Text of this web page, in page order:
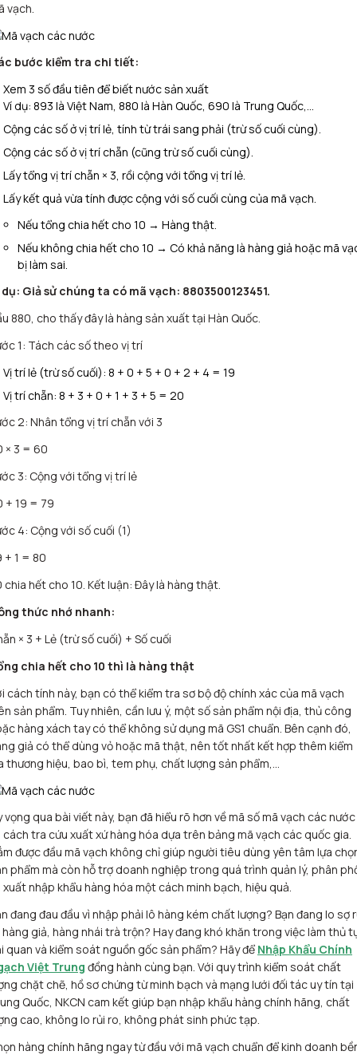
vạch.
bước kiểm tra chi tiết:
Xem 3 số đầu tiên để biết nước sản xuất
Ví dụ: 893 là Việt Nam, 880 là Hàn Quốc, 690 là Trung Quốc,…
Cộng các số ở vị trí lẻ, tính từ trái sang phải (trừ số cuối cùng).
Cộng các số ở vị trí chẵn (cũng trừ số cuối cùng).
Lấy tổng vị trí chẵn × 3, rồi cộng với tổng vị trí lẻ.
Lấy kết quả vừa tính được cộng với số cuối cùng của mã vạch.
Nếu tổng chia hết cho 10 → Hàng thật.
Nếu không chia hết cho 10 → Có khả năng là hàng giả hoặc mã
bị làm sai.
dụ: Giả sử chúng ta có mã vạch: 8803500123451.
880, cho thấy đây là hàng sản xuất tại Hàn Quốc.
1: Tách các số theo vị trí
Vị trí lẻ (trừ số cuối): 8 + 0 + 5 + 0 + 2 + 4 = 19
Vị trí chẵn: 8 + 3 + 0 + 1 + 3 + 5 = 20
2: Nhân tổng vị trí chẵn với 3
× 3 = 60
3: Cộng với tổng vị trí lẻ
+ 19 = 79
4: Cộng với số cuối (1)
+ 1 = 80
chia hết cho 10. Kết luận: Đây là hàng thật.
thức nhớ nhanh:
× 3 + Lẻ (trừ số cuối) + Số cuối
chia hết cho 10 thì là hàng thật
cách tính này, bạn có thể kiểm tra sơ bộ độ chính xác của mã vạch
sản phẩm. Tuy nhiên, cần lưu ý, một số sản phẩm nội địa, thủ công
hàng xách tay có thể không sử dụng mã GS1 chuẩn. Bên cạnh đó,
giả có thể dùng vỏ hoặc mã thật, nên tốt nhất kết hợp thêm kiểm
thương hiệu, bao bì, tem phụ, chất lượng sản phẩm,…
vọng qua bài viết này, bạn đã hiểu rõ hơn về mã số mã vạch các nước
cách tra cứu xuất xứ hàng hóa dựa trên bảng mã vạch các quốc gia.
được đầu mã vạch không chỉ giúp người tiêu dùng yên tâm lựa
phẩm mà còn hỗ trợ doanh nghiệp trong quá trình quản lý, phân
xuất nhập khẩu hàng hóa một cách minh bạch, hiệu quả.
đang đau đầu vì nhập phải lô hàng kém chất lượng? Bạn đang lo sợ
giả, hàng nhái trà trộn? Hay đang khó khăn trong việc làm thủ
quan và kiểm soát nguồn gốc sản phẩm? Hãy để Nhập Khẩu Chính
Việt Trung đồng hành cùng bạn. Với quy trình kiểm soát chất
chặt chẽ, hồ sơ chứng từ minh bạch và mạng lưới đối tác uy tín tại
Quốc, NKCN cam kết giúp bạn nhập khẩu hàng chính hãng, chất
cao, không lo rủi ro, không phát sinh phức tạp.
hàng chính hãng ngay từ đầu với mã vạch chuẩn để kinh doanh